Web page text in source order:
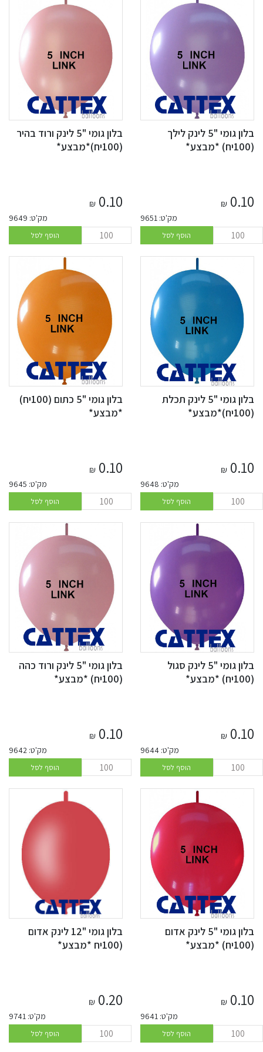
בלון גומי "5 לינק לילך
(100יח) *מבצע*
0.10
₪
מק'ט: 9651
הוסף לסל
בלון גומי "5 לינק ורוד בהיר
(100יח)*מבצע*
0.10
₪
מק'ט: 9649
הוסף לסל
בלון גומי "5 לינק תכלת
(100יח)*מבצע*
0.10
₪
מק'ט: 9648
הוסף לסל
בלון גומי "5 כתום (100יח)
*מבצע*
0.10
₪
מק'ט: 9645
הוסף לסל
בלון גומי "5 לינק סגול
(100יח) *מבצע*
0.10
₪
מק'ט: 9644
הוסף לסל
בלון גומי "5 לינק ורוד כהה
(100יח) *מבצע*
0.10
₪
מק'ט: 9642
הוסף לסל
בלון גומי "5 לינק אדום
(100יח) *מבצע*
0.10
₪
מק'ט: 9641
הוסף לסל
בלון גומי "12 לינק אדום
(100יח *מבצע*
0.20
₪
מק'ט: 9741
הוסף לסל